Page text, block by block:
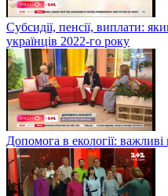
Субсидії, пенсії, виплати:
українців 2022-го року
Допомога в екології: